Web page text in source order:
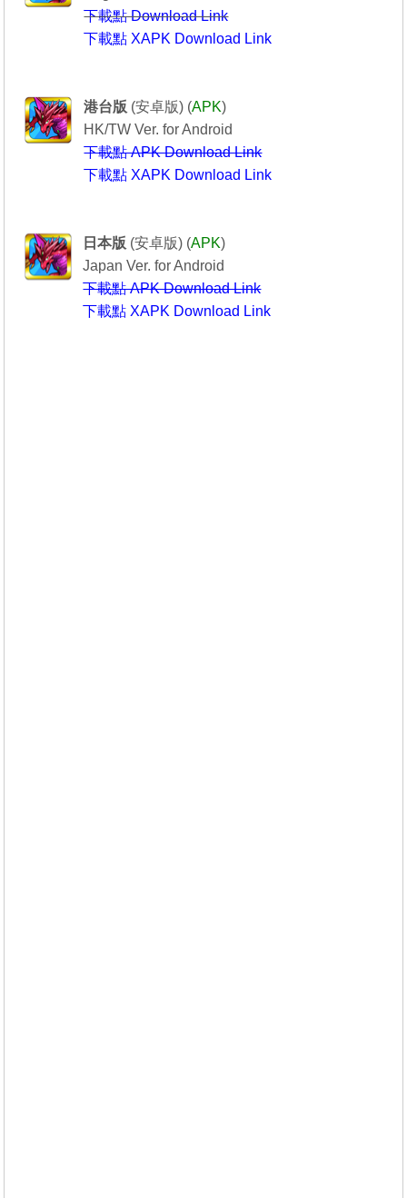
下載點 Download Link
下載點 XAPK Download Link
港台版 (安卓版) (APK)
HK/TW Ver. for Android
下載點 APK Download Link
下載點 XAPK Download Link
日本版 (安卓版) (APK)
Japan Ver. for Android
下載點 APK Download Link
下載點 XAPK Download Link